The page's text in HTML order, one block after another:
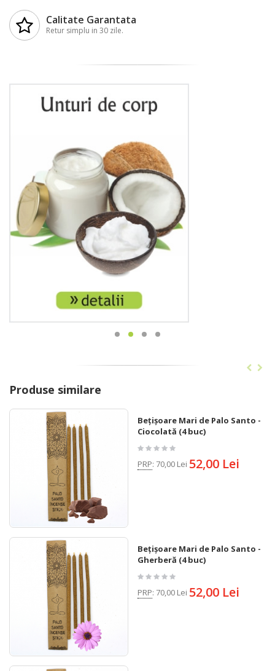
Calitate Garantata
Retur simplu in 30 zile.
Produse similare
Bețișoare Mari de Palo Santo -
Ciocolată (4 buc)
PRP: 70,00 Lei 52,00 Lei
Bețișoare Mari de Palo Santo -
Gherberă (4 buc)
PRP: 70,00 Lei 52,00 Lei